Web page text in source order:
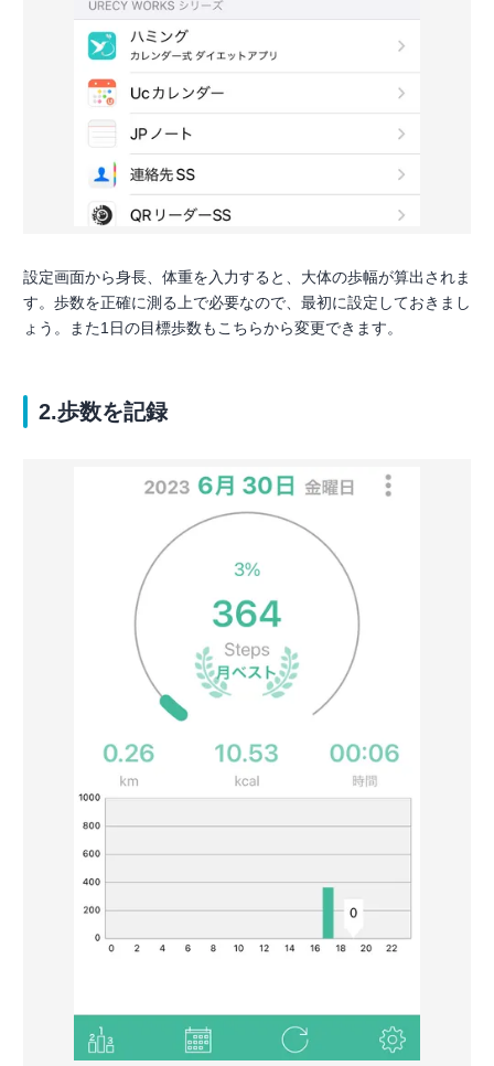
設定画面から身長、体重を入力すると、大体の歩幅が算出されま
す。歩数を正確に測る上で必要なので、最初に設定しておきまし
ょう。また1日の目標歩数もこちらから変更できます。
2.歩数を記録